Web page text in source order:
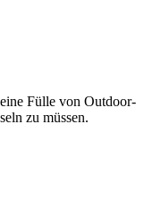
Fülle von Outdoor-
zu müssen.